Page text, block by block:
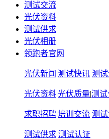
测试交流
光伏资料
测试供求
光伏相册
领跑者官网
光伏新闻 |测试快讯 测
光伏资料|光伏质量|测
求职招聘|培训交流 测
测试供求 测试认证